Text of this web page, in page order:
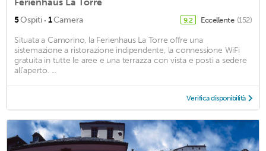
Ferienhaus La Torre
5Ospiti · 1Camera 9,2 Eccellente (152)
Situata a Camorino, la Ferienhaus La Torre offre una
sistemazione a ristorazione indipendente, la connessione WiFi
gratuita in tutte le aree e una terrazza con vista e posti a sedere
all'aperto. ...
Verifica disponibilità